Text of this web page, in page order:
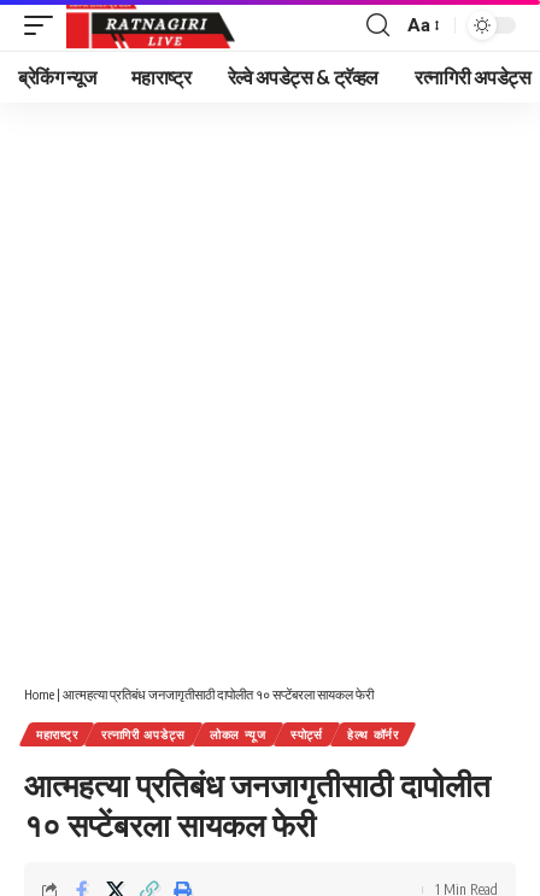
Font
Resizer
Aa
ब्रेकिंग न्यूज महाराष्ट्र रेल्वे अपडेट्स & ट्रॅव्हल रत्नागिरी अपडेट्स
Home | आत्महत्या प्रतिबंध जनजागृतीसाठी दापोलीत १० सप्टेंबरला सायकल फेरी
महाराष्ट्र रत्नागिरी अपडेट्स लोकल न्यूज स्पोर्ट्स हेल्थ कॉर्नर
आत्महत्या प्रतिबंध जनजागृतीसाठी दापोलीत
१० सप्टेंबरला सायकल फेरी
1 Min Read